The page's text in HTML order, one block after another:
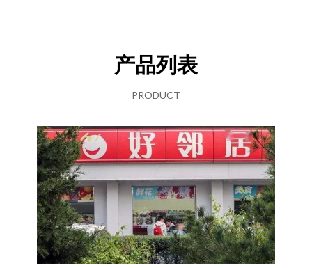
产品列表
PRODUCT